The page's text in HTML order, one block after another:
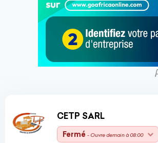
CETP SARL
Fermé - Ouvre demain à 08:00